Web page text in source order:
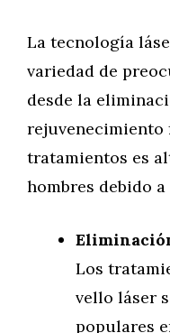
La tecnología
variedad de
desde la
rejuvenecimiento
tratamientos es
hombres debido
Los
vello láser
populares